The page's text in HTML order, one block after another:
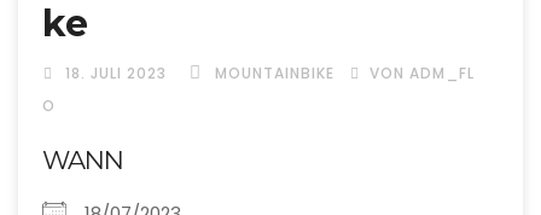
ke
18. JULI 2023 MOUNTAINBIKE
VON ADM_FL
O
WANN